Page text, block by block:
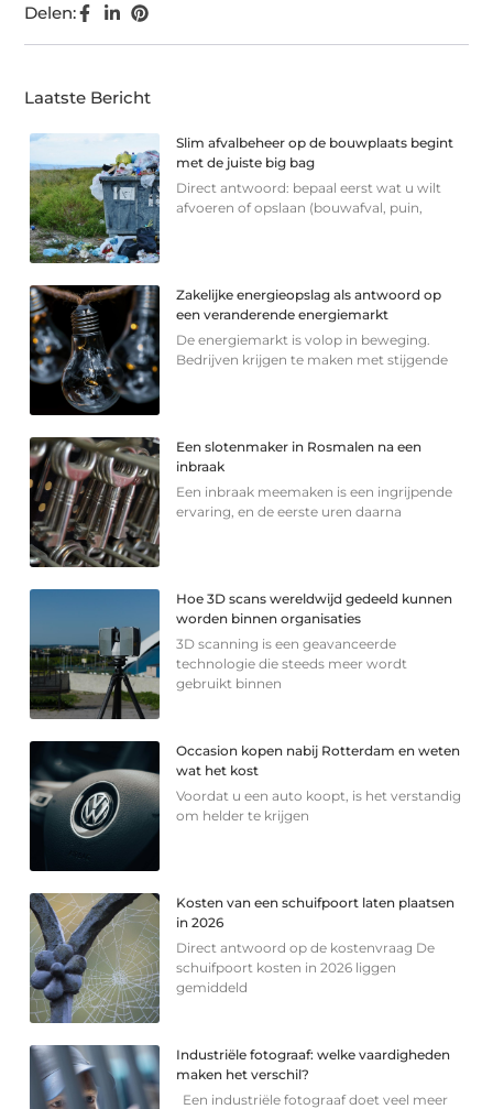
Delen:
Laatste Bericht
Slim afvalbeheer op de bouwplaats begint
met de juiste big bag
Direct antwoord: bepaal eerst wat u wilt
afvoeren of opslaan (bouwafval, puin,
Zakelijke energieopslag als antwoord op
een veranderende energiemarkt
De energiemarkt is volop in beweging.
Bedrijven krijgen te maken met stijgende
Een slotenmaker in Rosmalen na een
inbraak
Een inbraak meemaken is een ingrijpende
ervaring, en de eerste uren daarna
Hoe 3D scans wereldwijd gedeeld kunnen
worden binnen organisaties
3D scanning is een geavanceerde
technologie die steeds meer wordt
gebruikt binnen
Occasion kopen nabij Rotterdam en weten
wat het kost
Voordat u een auto koopt, is het verstandig
om helder te krijgen
Kosten van een schuifpoort laten plaatsen
in 2026
Direct antwoord op de kostenvraag De
schuifpoort kosten in 2026 liggen
gemiddeld
Industriële fotograaf: welke vaardigheden
maken het verschil?
Een industriële fotograaf doet veel meer